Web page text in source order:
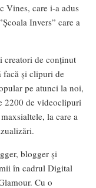
Vines, care i-a adus
Invers” care a
creatori de conținut
facă și clipuri de
pe atunci la noi,
2200 de videoclipuri
la care a
blogger și
în cadrul Digital
Cu o